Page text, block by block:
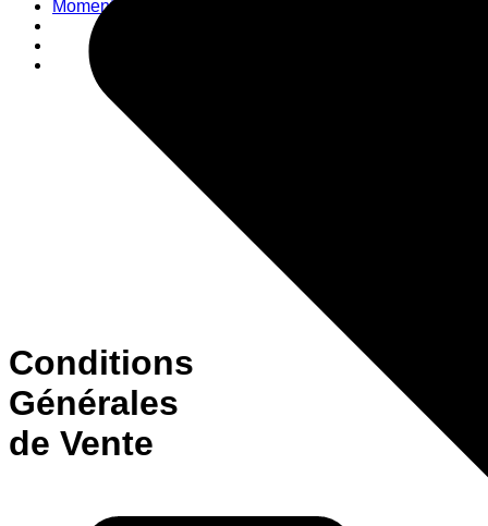
Moments
Conditions
Générales
de Vente